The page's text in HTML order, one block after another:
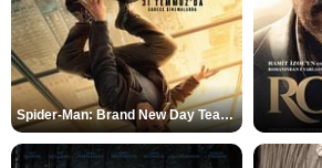
Spider-Man: Brand New Day Teaser